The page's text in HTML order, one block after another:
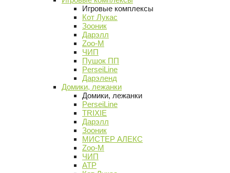
Игровые комплексы
Кот Лукас
Зооник
Дарэлл
Zoo-M
ЧИП
Пушок ПП
PerseiLine
Дарэленд
Домики, лежанки
Домики, лежанки
PerseiLine
TRIXIE
Дарэлл
Зооник
МИСТЕР АЛЕКС
Zoo-M
ЧИП
АТР